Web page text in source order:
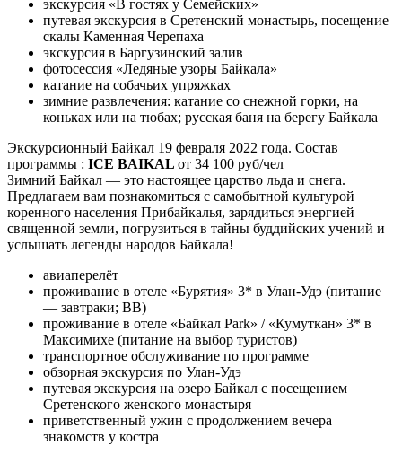
экскурсия «В гостях у Семейских»
путевая экскурсия в Сретенский монастырь, посещение
скалы Каменная Черепаха
экскурсия в Баргузинский залив
фотосессия «Ледяные узоры Байкала»
катание на собачьих упряжках
зимние развлечения: катание со снежной горки, на
коньках или на тюбах; русская баня на берегу Байкала
Экскурсионный Байкал 19 февраля 2022 года. Состав
программы : ICE BAIKAL от 34 100 руб/чел
Зимний Байкал — это настоящее царство льда и снега.
Предлагаем вам познакомиться с самобытной культурой
коренного населения Прибайкалья, зарядиться энергией
священной земли, погрузиться в тайны буддийских учений и
услышать легенды народов Байкала!
авиаперелёт
проживание в отеле «Бурятия» 3* в Улан-Удэ (питание
— завтраки; BB)
проживание в отеле «Байкал Park» / «Кумуткан» 3* в
Максимихе (питание на выбор туристов)
транспортное обслуживание по программе
обзорная экскурсия по Улан-Удэ
путевая экскурсия на озеро Байкал с посещением
Сретенского женского монастыря
приветственный ужин с продолжением вечера
знакомств у костра